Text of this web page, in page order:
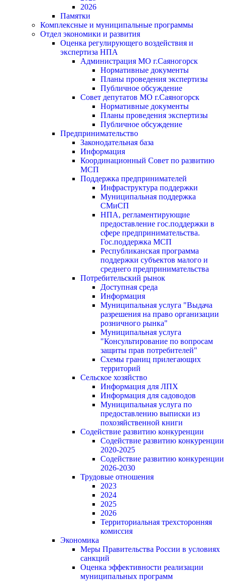
2026
Памятки
Комплексные и муниципальные программы
Отдел экономики и развития
Оценка регулирующего воздействия и
экспертиза НПА
Администрация МО г.Саяногорск
Нормативные документы
Планы проведения экспертизы
Публичное обсуждение
Совет депутатов МО г.Саяногорск
Нормативные документы
Планы проведения экспертизы
Публичное обсуждение
Предпринимательство
Законодательная база
Информация
Координационный Совет по развитию
МСП
Поддержка предпринимателей
Инфраструктура поддержки
Муниципальная поддержка
СМиСП
НПА, регламентирующие
предоставление гос.поддержки в
сфере предпринимательства.
Гос.поддержка МСП
Республиканская программа
поддержки субъектов малого и
среднего предпринимательства
Потребительский рынок
Доступная среда
Информация
Муниципальная услуга "Выдача
разрешения на право организации
розничного рынка"
Муниципальная услуга
"Консультирование по вопросам
защиты прав потребителей"
Схемы границ прилегающих
территорий
Сельское хозяйство
Информация для ЛПХ
Информация для садоводов
Муниципальная услуга по
предоставлению выписки из
похозяйственной книги
Содействие развитию конкуренции
Содействие развитию конкуренции
2020-2025
Содействие развитию конкуренции
2026-2030
Трудовые отношения
2023
2024
2025
2026
Территориальная трехсторонняя
комиссия
Экономика
Меры Правительства России в условиях
санкций
Оценка эффективности реализации
муниципальных программ